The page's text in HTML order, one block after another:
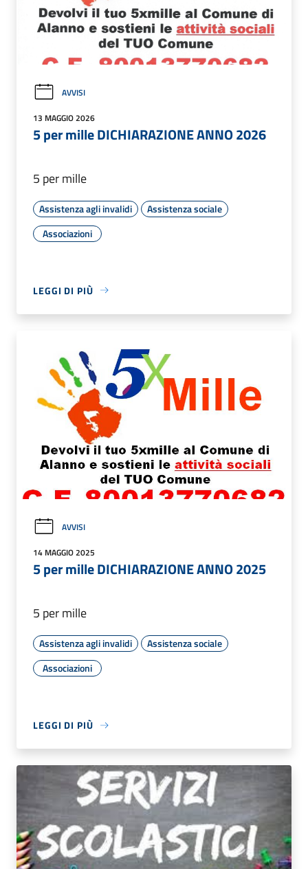
AVVISI
13 MAGGIO 2026
5 per mille DICHIARAZIONE ANNO 2026
5 per mille
Assistenza agli invalidi
Assistenza sociale
Associazioni
LEGGI DI PIÙ
AVVISI
14 MAGGIO 2025
5 per mille DICHIARAZIONE ANNO 2025
5 per mille
Assistenza agli invalidi
Assistenza sociale
Associazioni
LEGGI DI PIÙ